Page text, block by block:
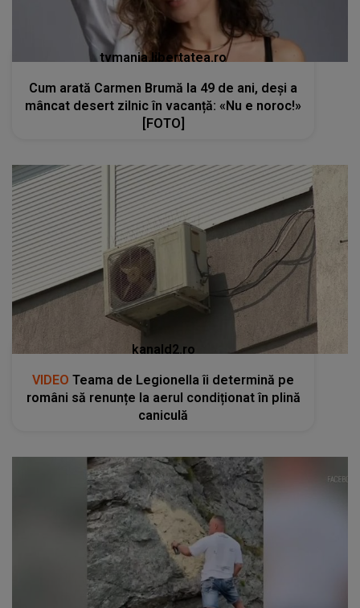
tvmania.libertatea.ro
Cum arată Carmen Brumă la 49 de ani, deși a
mâncat desert zilnic în vacanță: «Nu e noroc!»
[FOTO]
kanald2.ro
VIDEO Teama de Legionella îi determină pe
români să renunțe la aerul condiționat în plină
caniculă